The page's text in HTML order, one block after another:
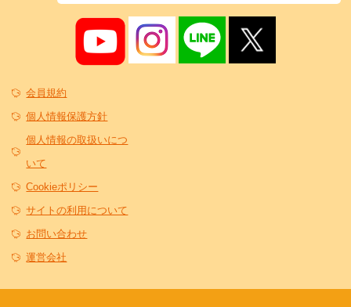
会員規約
個人情報保護方針
個人情報の取扱いにつ
いて
Cookieポリシー
サイトの利用について
お問い合わせ
運営会社